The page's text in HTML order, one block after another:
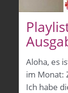
Aloha, es
im Monat:
Ich habe